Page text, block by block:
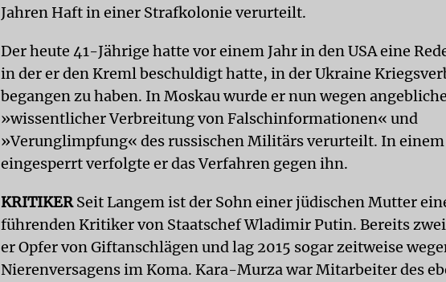
Jahren Haft in einer Strafkolonie verurteilt.
Der heute 41-Jährige hatte vor einem Jahr in den USA eine
in der er den Kreml beschuldigt hatte, in der Ukraine
begangen zu haben. In Moskau wurde er nun wegen
»wissentlicher Verbreitung von Falschinformationen« und
»Verunglimpfung« des russischen Militärs verurteilt. In einem
eingesperrt verfolgte er das Verfahren gegen ihn.
KRITIKERSeit Langem ist der Sohn einer jüdischen Mutter
führenden Kritiker von Staatschef Wladimir Putin. Bereits
er Opfer von Giftanschlägen und lag 2015 sogar zeitweise
Nierenversagens im Koma. Kara-Murza war Mitarbeiter des